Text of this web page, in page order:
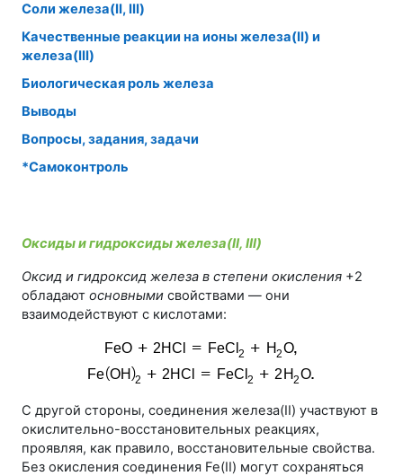
Соли железа(II, III)
Качественные реакции на ионы железа(II) и
железа(III)
Биологическая роль железа
Выводы
Вопросы, задания, задачи
*Самоконтроль
Оксиды и гидроксиды железа(II, III)
Оксид и гидроксид железа в степени окисления +2
обладают основными свойствами — они
взаимодействуют с кислотами:
С другой стороны, соединения железа(II) участвуют в
окислительно-восстановительных реакциях,
проявляя, как правило, восстановительные свойства.
Без окисления соединения Fe(II) могут сохраняться